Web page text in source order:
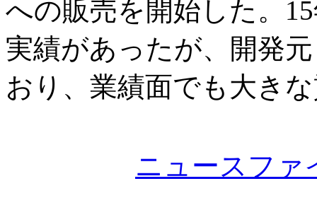
への販売を開始した。
実績があったが、開発
おり、業績面でも大き
ニュースファ